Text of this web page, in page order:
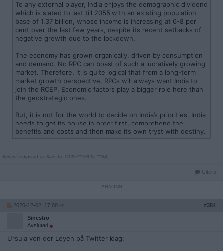
To any external player, India enjoys the demographic dividend
which is slated to last till 2055 with an existing population
base of 1.37 billion, whose income is increasing at 6-8 per
cent over the last few years, despite its recent setbacks of
negative growth due to the lockdown.
The economy has grown organically, driven by consumption
and demand. No RPC can boast of such a lucratively growing
market. Therefore, it is quite logical that from a long-term
market growth perspective, RPCs will always want India to
join the RCEP. Economic factors play a bigger role here than
the geostrategic ones.
But, it is not for the world to decide on India’s priorities. India
needs to get its house in order first, comprehend the
benefits and costs and then make its own tryst with destiny.
Senast redigerad av Sinestro 2020-11-26 kl. 11:54.
Citera
2020-12-02, 17:00 #354
Sinestro
Avslutad
Ursula von der Leyen på Twitter idag: